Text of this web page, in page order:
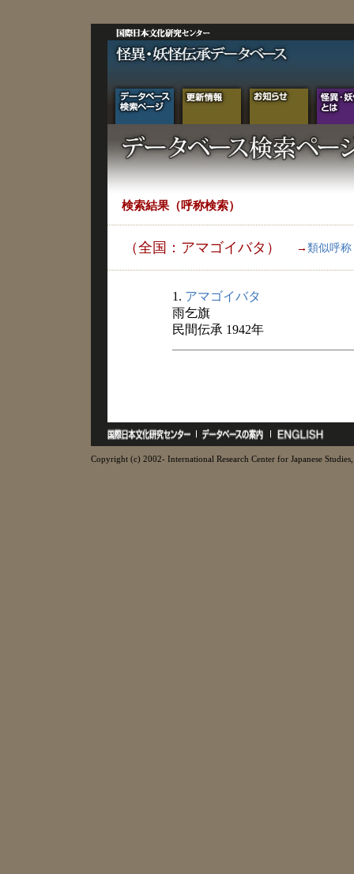
検索結果（呼称検索）
（全国：アマゴイバタ） → 類似呼称
1. アマゴイバタ
雨乞旗
民間伝承 1942年
Copyright (c) 2002- International Research Center for Japanese